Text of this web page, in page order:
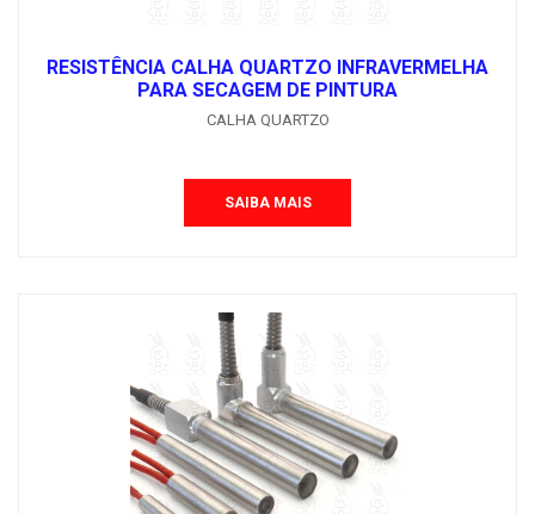
RESISTÊNCIA CALHA QUARTZO INFRAVERMELHA
PARA SECAGEM DE PINTURA
CALHA QUARTZO
SAIBA MAIS